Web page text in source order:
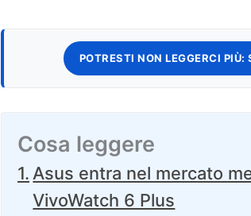
POTRESTI NON LEGGERCI PIÙ:
Cosa leggere
Asus entra nel mercato
VivoWatch 6 Plus